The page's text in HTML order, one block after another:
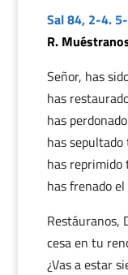
Sal 84, 2-4.
R.
Señor, has
has
has
has sepultado
has reprimido
has frenado
Restáuranos,
cesa en tu
¿Vas a estar